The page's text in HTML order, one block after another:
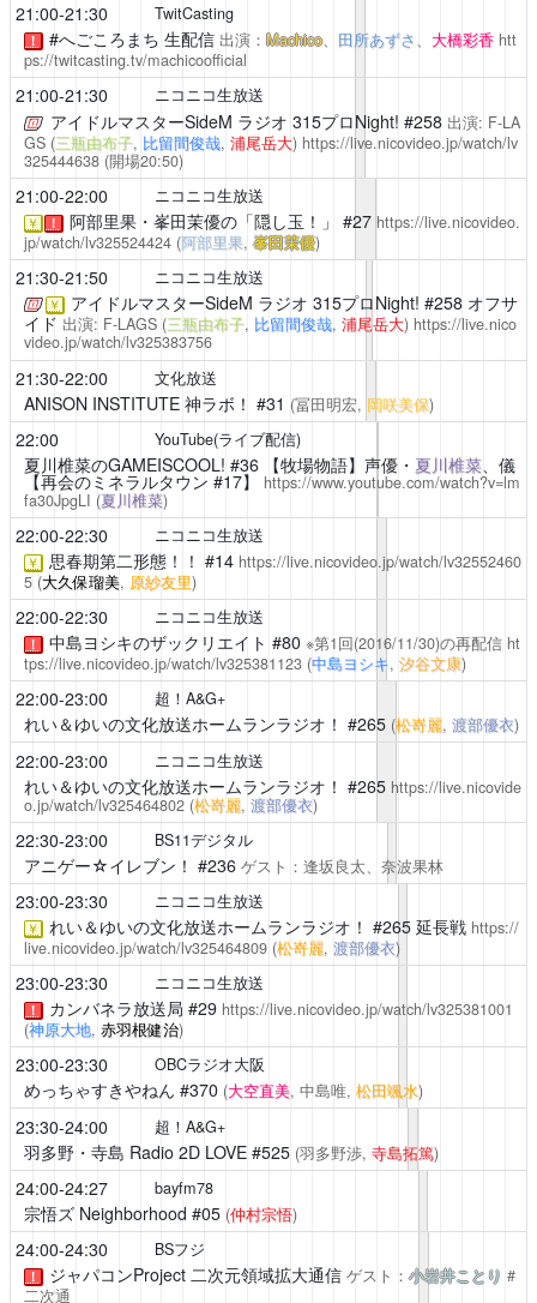
21:00-21:30 TwitCasting
！ #へごころまち 生配信 出演： Machico、 田所あずさ、 大橋彩香 htt
ps://twitcasting.tv/machicoofficial
21:00-21:30 ニコニコ生放送
アイドルマスターSideM ラジオ 315プロNight! #258 出演: F-LA
GS (三瓶由布子, 比留間俊哉, 浦尾岳大) https://live.nicovideo.jp/watch/lv
325444638(開場20:50)
21:00-22:00 ニコニコ生放送
￥ ！ 阿部里果・峯田茉優の「隠し玉！」 #27 https://live.nicovideo.
jp/watch/lv325524424 (阿部里果,峯田茉優)
21:30-21:50 ニコニコ生放送
￥ アイドルマスターSideM ラジオ 315プロNight! #258 オフサ
イド 出演: F-LAGS (三瓶由布子, 比留間俊哉, 浦尾岳大) https://live.nico
video.jp/watch/lv325383756
21:30-22:00 文化放送
ANISON INSTITUTE 神ラボ！ #31 (冨田明宏, 岡咲美保)
22:00 YouTube(ライブ配信)
夏川椎菜のGAMEISCOOL! #36 【牧場物語】声優・ 夏川椎菜、儀
【再会のミネラルタウン #17】
https://www.youtube.com/watch?v=lm
fa30JpgLI (夏川椎菜)
22:00-22:30 ニコニコ生放送
￥ 思春期第二形態！！ #14 https://live.nicovideo.jp/watch/lv32552460
5 (大久保瑠美, 原紗友里)
22:00-22:30 ニコニコ生放送
！ 中島ヨシキのザックリエイト #80 ※第1回(2016/11/30)の再配信 ht
tps://live.nicovideo.jp/watch/lv325381123 (中島ヨシキ, 汐谷文康)
22:00-23:00 超！A&G+
れい＆ゆいの文化放送ホームランラジオ！ #265 (松嵜麗, 渡部優衣)
22:00-23:00 ニコニコ生放送
れい＆ゆいの文化放送ホームランラジオ！ #265 https://live.nicovide
o.jp/watch/lv325464802 (松嵜麗, 渡部優衣)
22:30-23:00 BS11デジタル
アニゲー☆イレブン！ #236 ゲスト：逢坂良太、奈波果林
23:00-23:30 ニコニコ生放送
￥ れい＆ゆいの文化放送ホームランラジオ！ #265 延長戦 https://
live.nicovideo.jp/watch/lv325464809 (松嵜麗, 渡部優衣)
23:00-23:30 ニコニコ生放送
！ カンバネラ放送局 #29 https://live.nicovideo.jp/watch/lv325381001
(神原大地, 赤羽根健治)
23:00-23:30 OBCラジオ大阪
めっちゃすきやねん #370 (大空直美, 中島唯, 松田颯水)
23:30-24:00 超！A&G+
羽多野・寺島 Radio 2D LOVE#525 (羽多野渉, 寺島拓篤)
24:00-24:27 bayfm78
宗悟ズ Neighborhood #05 (仲村宗悟)
24:00-24:30 BSフジ
！ ジャパコンProject 二次元領域拡大通信 ゲスト：小岩井ことり #
二次通